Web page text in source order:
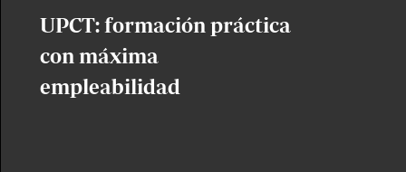
UPCT: formación práctica
con máxima
empleabilidad